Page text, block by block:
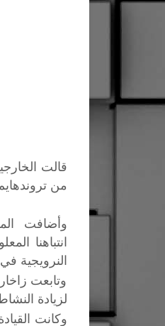
قالت
من
وأضافت
انتباهنا
النرويجية
وتابعت
لزيادة